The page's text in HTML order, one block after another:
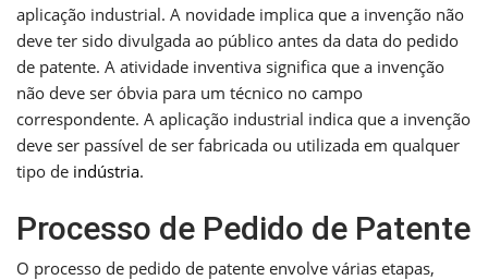
aplicação industrial. A novidade implica que a invenção não
deve ter sido divulgada ao público antes da data do pedido
de patente. A atividade inventiva significa que a invenção
não deve ser óbvia para um técnico no campo
correspondente. A aplicação industrial indica que a invenção
deve ser passível de ser fabricada ou utilizada em qualquer
tipo de indústria.
Processo de Pedido de Patente
O processo de pedido de patente envolve várias etapas,